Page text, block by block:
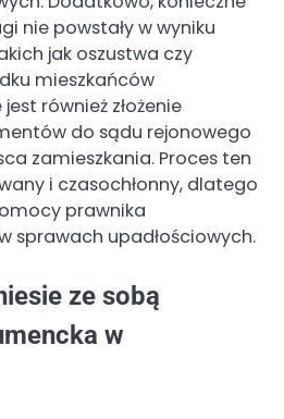
nie powstały w wyniku
jak oszustwa czy
mieszkańców
również złożenie
do sądu rejonowego
zamieszkania. Proces ten
i czasochłonny, dlatego
prawnika
sprawach upadłościowych.
ze sobą
w